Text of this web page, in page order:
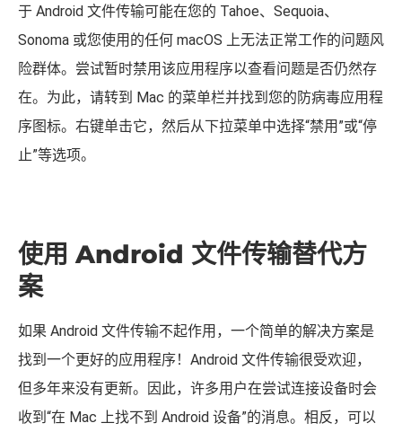
如果您在 Mac 上使用任何第三方防病毒应用程序，您也属
于 Android 文件传输可能在您的 Tahoe、Sequoia、
Sonoma 或您使用的任何 macOS 上无法正常工作的问题风
险群体。尝试暂时禁用该应用程序以查看问题是否仍然存
在。为此，请转到 Mac 的菜单栏并找到您的防病毒应用程
序图标。右键单击它，然后从下拉菜单中选择“禁用”或“停
使用 Android 文件传输替代方
如果 Android 文件传输不起作用，一个简单的解决方案是
找到一个更好的应用程序！Android 文件传输很受欢迎，
但多年来没有更新。因此，许多用户在尝试连接设备时会